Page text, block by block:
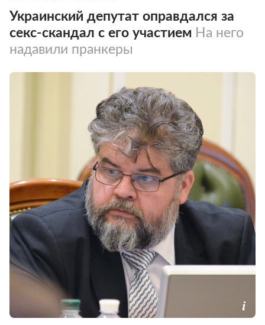
Украинский депутат оправдался за
секс-скандал с его участием На него
надавили пранкеры